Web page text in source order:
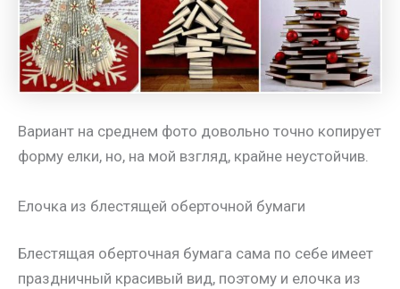
Вариант на среднем фото довольно точно копирует
форму елки, но, на мой взгляд, крайне неустойчив.
Елочка из блестящей оберточной бумаги
Блестящая оберточная бумага сама по себе имеет
праздничный красивый вид, поэтому и елочка из